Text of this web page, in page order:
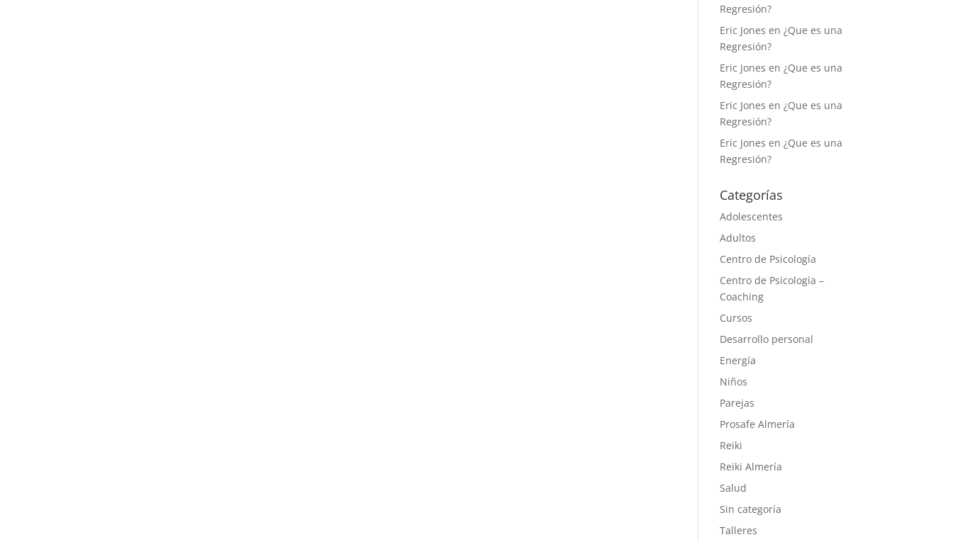
Regresión?
Eric Jones en¿Que es una
Regresión?
Eric Jones en¿Que es una
Regresión?
Eric Jones en¿Que es una
Regresión?
Eric Jones en¿Que es una
Regresión?
Categorías
Adolescentes
Adultos
Centro de Psicología
Centro de Psicología –
Coaching
Cursos
Desarrollo personal
Energía
Niños
Parejas
Prosafe Almería
Reiki
Reiki Almería
Salud
Sin categoría
Talleres